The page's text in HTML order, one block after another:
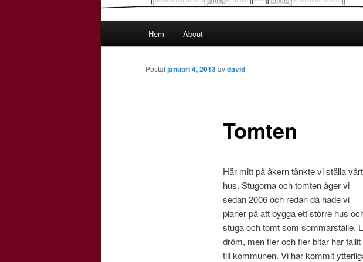
Hoppa
till
Hem About
Tomten
Postatjanuari 4, 2013avdavid
Här mitt på åkern tänkte vi ställa vårt
hus. Stugorna och tomten äger vi
sedan 2006 och redan då hade vi
planer på att bygga ett större hus
stuga och tomt som sommarställe.
dröm, men fler och fler bitar har
till kommunen. Vi har kommit